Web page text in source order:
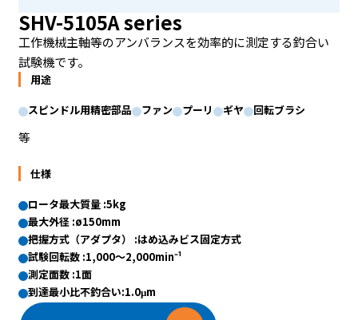
SHV-5105A series
工作機械主軸等のアンバランスを効率的に測定する釣合い
試験機です。
用途
スピンドル用精密部品
ファン プーリ ギヤ 回転ブラシ
等
仕様
ロータ最大質量 :5kg
最大外径 :ø150mm
把握方式（アダプタ） :はめ込みビス固定方式
試験回転数 :1,000〜2,000min⁻¹
測定面数 :1面
到達最小比不釣合い:1.0μm